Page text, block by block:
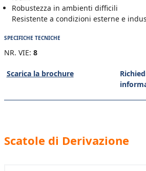
Robustezza in ambienti difficili
Resistente a condizioni esterne e
SPECIFICHE TECNICHE
NR. VIE: 8
Scarica la brochure
Scatole di Derivazione